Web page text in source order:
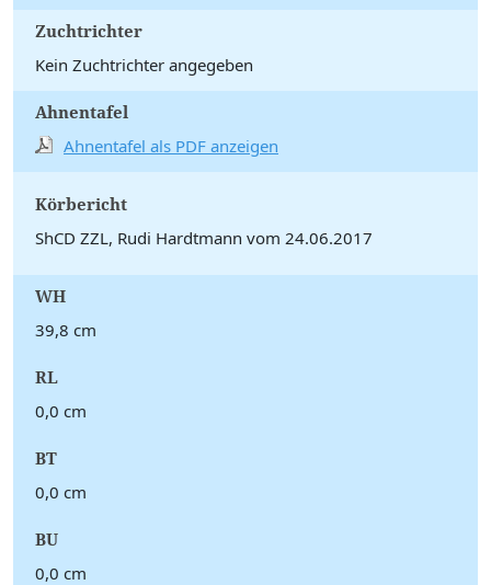
Zuchtrichter
Kein Zuchtrichter angegeben
Ahnentafel
Ahnentafel als PDF anzeigen
Körbericht
ShCD ZZL, Rudi Hardtmann vom 24.06.2017
WH
39,8 cm
RL
0,0 cm
BT
0,0 cm
BU
0,0 cm